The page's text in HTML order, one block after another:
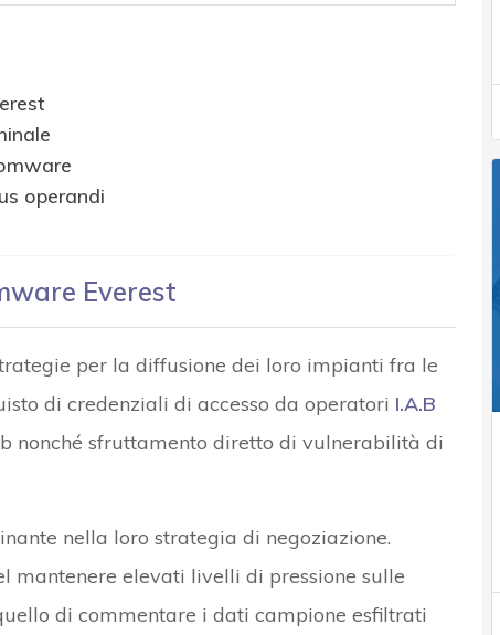
operandi
Everest
per la diffusione dei loro impianti fra le
di credenziali di accesso da operatori I.A.B
nonché sfruttamento diretto di vulnerabilità di
nella loro strategia di negoziazione.
mantenere elevati livelli di pressione sulle
di commentare i dati campione esfiltrati